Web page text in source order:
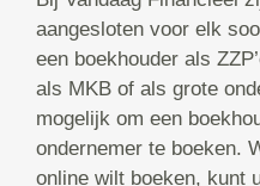
aangesloten voor elk
een boekhouder als
als MKB of als grote
mogelijk om een
ondernemer te boeken.
online wilt boeken, kunt